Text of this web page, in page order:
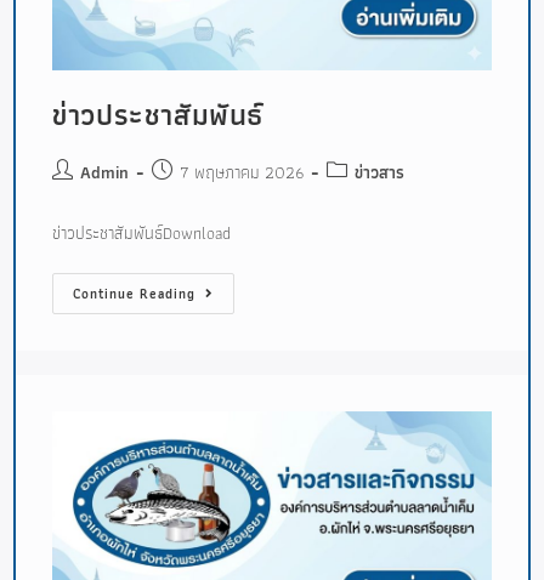
ข่าวประชาสัมพันธ์
Admin 7 พฤษภาคม 2026 ข่าวสาร
ข่าวประชาสัมพันธ์Download
Continue Reading